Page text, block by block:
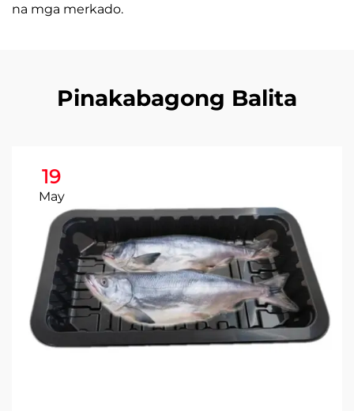
na mga merkado.
Pinakabagong Balita
19
May